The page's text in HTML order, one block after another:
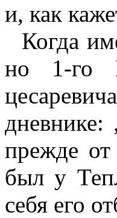
и, как
Когда
но 1-го
прежде
был у
себя его